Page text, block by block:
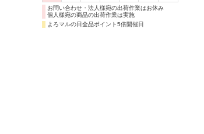
お問い合わせ・法人様宛の出荷作業はお休み
個人様宛の商品の出荷作業は実施
よろマルの日全品ポイント5倍開催日